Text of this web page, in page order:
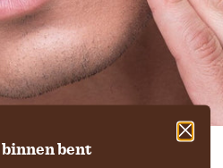
bent
in onze familie waarschijnlijk